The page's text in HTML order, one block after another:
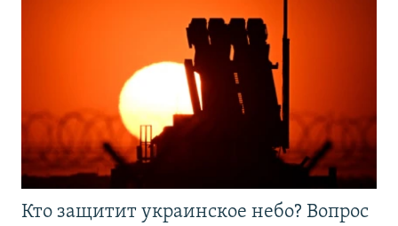
Кто защитит украинское небо? Вопрос